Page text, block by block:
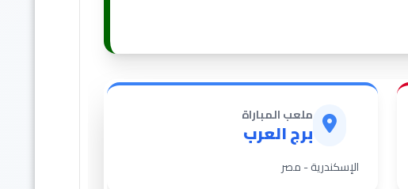
ملعب المباراة
برج العرب
الإسكندرية - مصر